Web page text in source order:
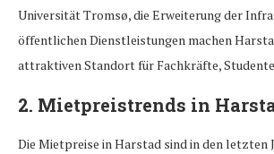
Universität Tromsø, die Erweiterung der
öffentlichen Dienstleistungen machen
attraktiven Standort für Fachkräfte,
2. Mietpreistrends in
Die Mietpreise in Harstad sind in den letzten